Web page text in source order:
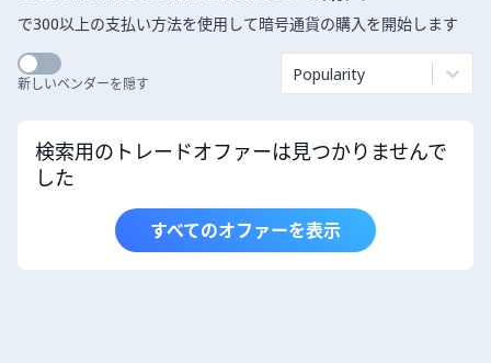
で300以上の支払い方法を使用して暗号通貨の購入を開始します
新しいベンダーを隠す Popularity
検索用のトレードオファーは見つかりませんで
した
すべてのオファーを表示